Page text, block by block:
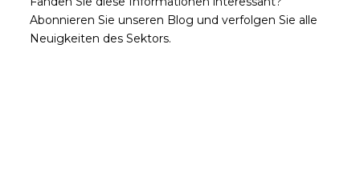
Abonnieren Sie unseren Blog und verfolgen Sie alle
Neuigkeiten des Sektors.